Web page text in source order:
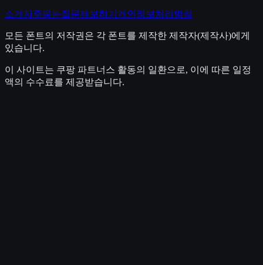
소개 자주묻는질문제보하기 개인정보처리방침
모든 폰트의 저작권은 각 폰트를 제작한 제작자(제작사)에게
있습니다.
이 사이트는 쿠팡 파트너스 활동의 일환으로, 이에 따른 일정
액의 수수료를 제공받습니다.